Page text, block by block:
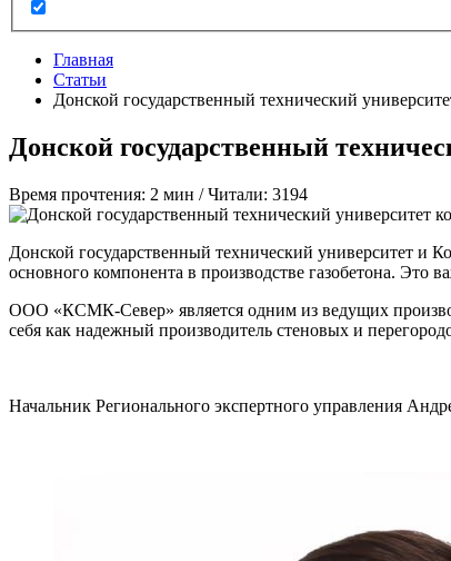
Главная
Статьи
Донской государственный технический
Донской государственный
Время прочтения: 2 мин /Читали: 3194
Донской государственный технический университет и
основного компонента в производстве газобетона. Это
ООО «КСМК-Север» является одним из ведущих
себя как надежный производитель стеновых и
Начальник Регионального экспертного управления